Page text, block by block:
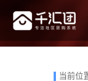
当前位